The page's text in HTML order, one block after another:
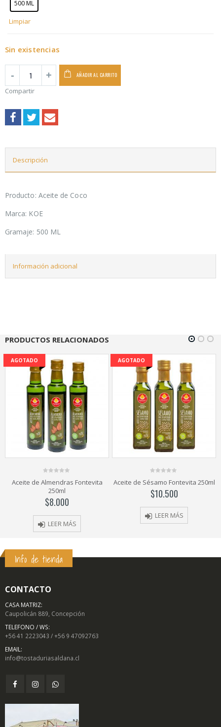
500 ML
Limpiar
Sin existencias
AÑADIR AL CARRITO
Compartir
Descripción
Producto: Aceite de Coco
Marca: KOE
Gramaje: 500 ML
Información adicional
PRODUCTOS RELACIONADOS
AGOTADO
0
out
of
Aceite de Sésamo Fontevita 250ml
10.500
LEER MÁS
AGOTADO
out
of
5
Aceite de Linaza Fontevita 250ml
$9.000
LEER MÁS
Info de tienda
CONTACTO
CASA MATRIZ:
Caupolicán 889, Concepción
TELEFONO / WS:
+56 41 2223043 / +56 9 47092763
EMAIL:
info@tostaduriasaldana.cl